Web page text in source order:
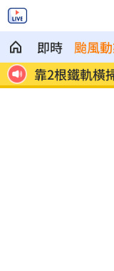
即時 颱風
股 演習硬上路